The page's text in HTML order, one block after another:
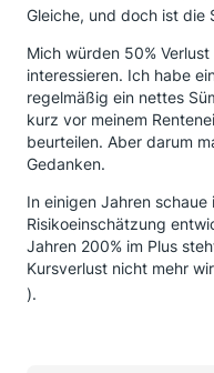
Gleiche, und doch ist die
Mich würden 50%
interessieren. Ich habe
regelmäßig ein nettes
kurz vor meinem
beurteilen. Aber darum
Gedanken.
In einigen Jahren
Risikoeinschätzung
Jahren 200% im Plus
Kursverlust nicht mehr
).